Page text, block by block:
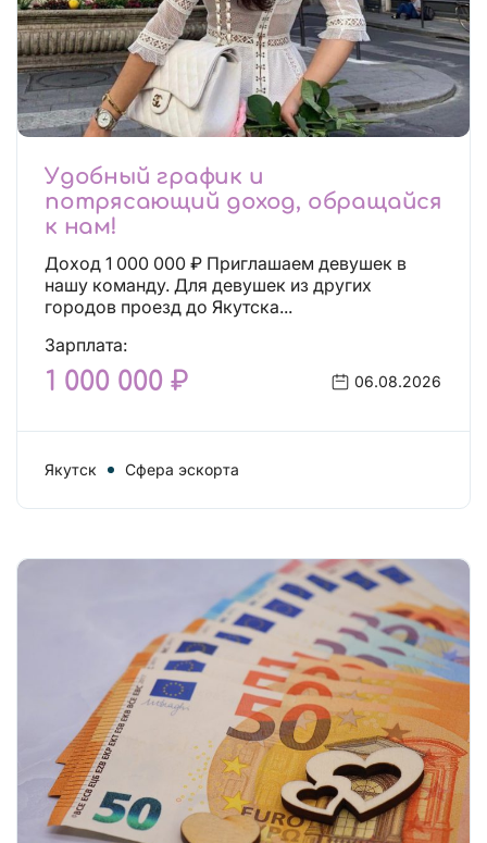
Удобный график и
потрясающий доход, обращайся
к нам!
Доход 1 000 000 ₽ Приглашаем девушек в
нашу команду. Для девушек из других
городов проезд до Якутска...
Зарплата:
1 000 000 ₽ 06.08.2026
Якутск Сфера эскорта